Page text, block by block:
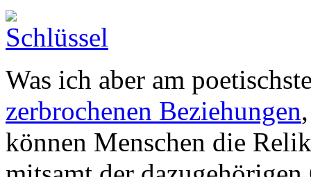
Was ich aber am
zerbrochenen Beziehungen
können Menschen die